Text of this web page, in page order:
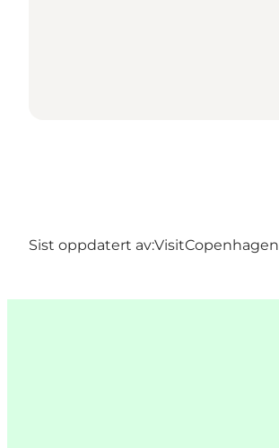
Sist oppdatert av:VisitCopenhagen